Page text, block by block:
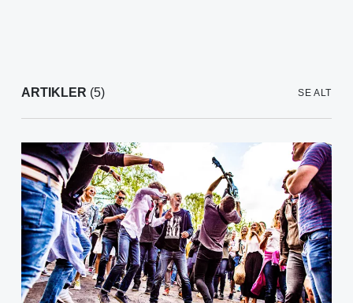
ARTIKLER (5) SE ALT